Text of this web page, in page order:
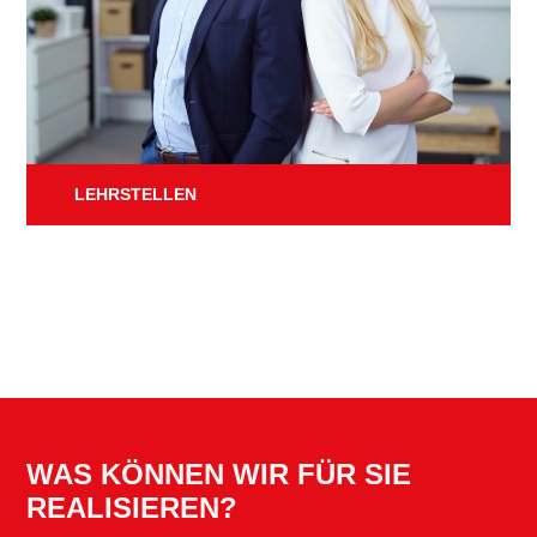
LEHRSTELLEN
WAS KÖNNEN WIR FÜR SIE
REALISIEREN?